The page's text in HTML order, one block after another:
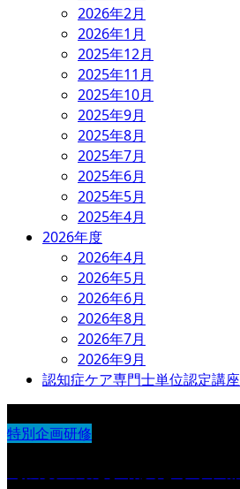
2026年2月
2026年1月
2025年12月
2025年11月
2025年10月
2025年9月
2025年8月
2025年7月
2025年6月
2025年5月
2025年4月
2026年度
2026年4月
2026年5月
2026年6月
2026年8月
2026年7月
2026年9月
認知症ケア専門士単位認定講座
特別企画研修